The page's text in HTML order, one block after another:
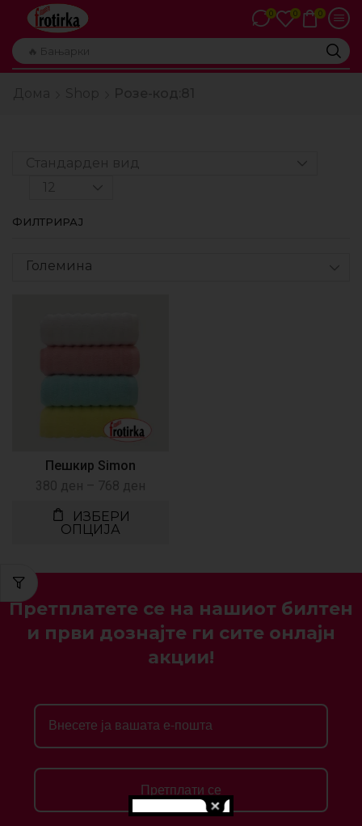
🔥 Бањарки
0 0 0
ФИЛТРИРАЈ
Големина
Пешкир Simon
380 ден – 768 ден
ИЗБЕРИ
ОПЦИЈА
Претплатете се на нашиот билтен
и први дознајте ги сите онлајн
акции!
Претплати се